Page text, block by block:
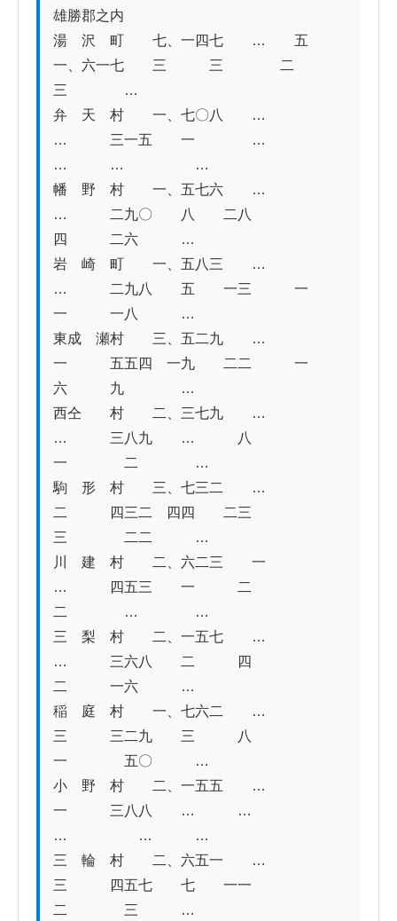
雄勝郡之内
湯　沢　町　　七、一四七　　…　　五
一、六一七　　三　　　三　　　　二
三　　　　…
弁　天　村　　一、七〇八　　…
…　　　三一五　　一　　　　…
…　　　…　　　　　…
幡　野　村　　一、五七六　　…
…　　　二九〇　　八　　二八
四　　　二六　　　…
岩　崎　町　　一、五八三　　…
…　　　二九八　　五　　一三　　　一
一　　　一八　　　…
東成　瀬村　　三、五二九　　…
一　　　五五四　一九　　二二　　　一
六　　　九　　　　…
西仝　　村　　二、三七九　　…
…　　　三八九　　…　　　八
一　　　　二　　　　…
駒　形　村　　三、七三二　　…
二　　　四三二　四四　　二三
三　　　　二二　　　…
川　建　村　　二、六二三　　一
…　　　四五三　　一　　　二
二　　　　…　　　　…
三　梨　村　　二、一五七　　…
…　　　三六八　　二　　　四
二　　　一六　　　…
稲　庭　村　　一、七六二　　…
三　　　三二九　　三　　　八
一　　　　五〇　　　…
小　野　村　　二、一五五　　…
一　　　三八八　　…　　　…
…　　　　　…　　　…
三　輪　村　　二、六五一　　…
三　　　四五七　　七　　一一
二　　　　三　　　…